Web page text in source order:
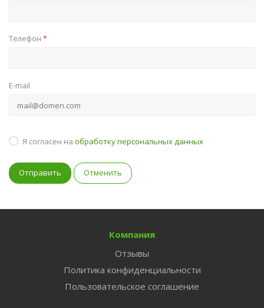
Телефон *
E-mail
Я согласен на обработку персональных данных
Отменить
Компания
Отзывы
Политика конфиденциальности
Пользовательское соглашение